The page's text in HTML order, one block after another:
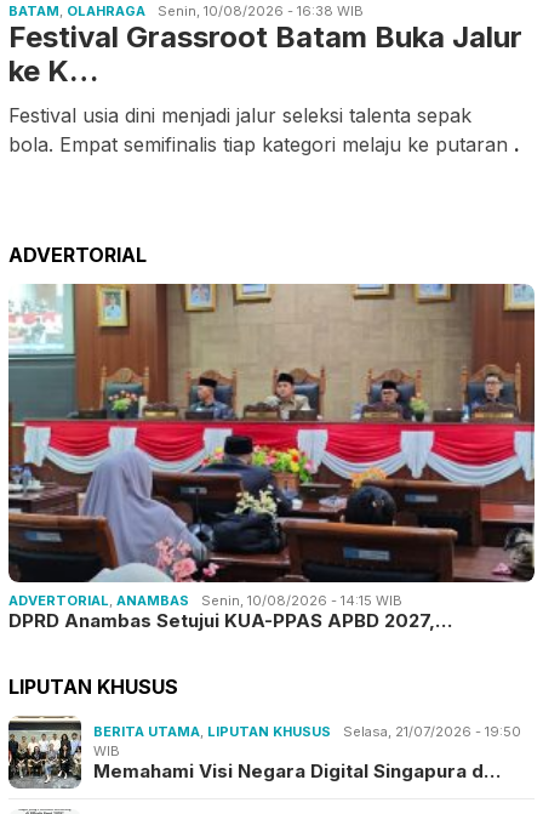
BATAM OLAHRAGA Senin, 10/08/2026 - 16:38 WIB
Festival Grassroot Batam Buka Jalur
ke K…
Festival usia dini menjadi jalur seleksi talenta sepak
bola. Empat semifinalis tiap kategori melaju ke putaran .
ADVERTORIAL
ADVERTORIAL ANAMBAS Senin, 10/08/2026 - 14:15 WIB
DPRD Anambas Setujui KUA-PPAS APBD 2027,…
LIPUTAN KHUSUS
BERITA UTAMA LIPUTAN KHUSUS
Selasa, 21/07/2026 - 19:50
WIB
Memahami Visi Negara Digital Singapura d…